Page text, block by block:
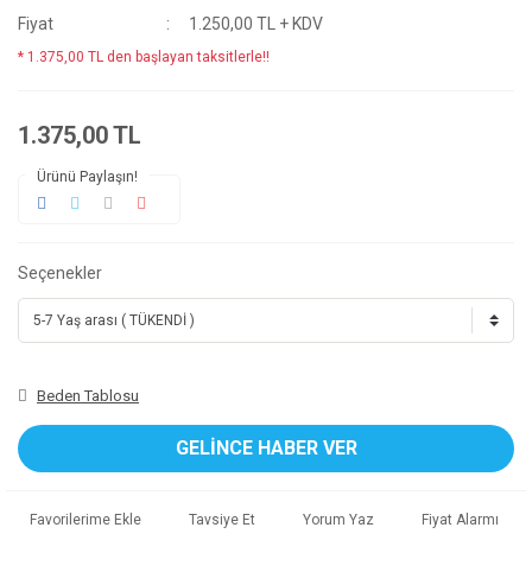
Fiyat
1.250,00 TL + KDV
* 1.375,00 TL den başlayan taksitlerle!!
1.375,00 TL
Ürünü Paylaşın!
Seçenekler
Beden Tablosu
GELİNCE HABER VER
Tavsiye Et Yorum Yaz Fiyat Alarmı